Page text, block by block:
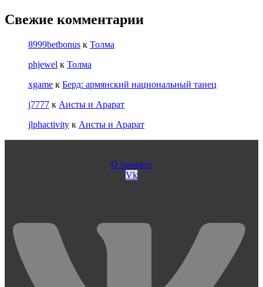
Свежие комментарии
8999betbonus к Толма
phjewel к Толма
xgame к Берд: армянский национальный танец
j7777 к Аисты и Арарат
jlphactivity к Аисты и Арарат
О проекте
Vk